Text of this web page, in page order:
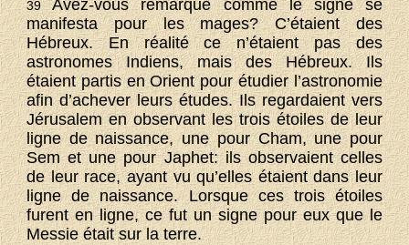
39Avez-vous remarqué comme le signe se
manifesta pour les mages? C’étaient des
Hébreux. En réalité ce n’étaient pas des
astronomes Indiens, mais des Hébreux. Ils
étaient partis en Orient pour étudier l’astronomie
afin d’achever leurs études. Ils regardaient vers
Jérusalem en observant les trois étoiles de leur
ligne de naissance, une pour Cham, une pour
Sem et une pour Japhet: ils observaient celles
de leur race, ayant vu qu’elles étaient dans leur
ligne de naissance. Lorsque ces trois étoiles
furent en ligne, ce fut un signe pour eux que le
Messie était sur la terre.